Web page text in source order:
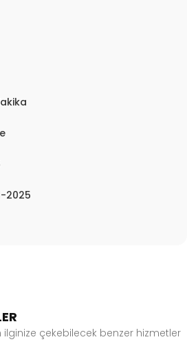
2025
ilginize çekebilecek benzer hizmetler